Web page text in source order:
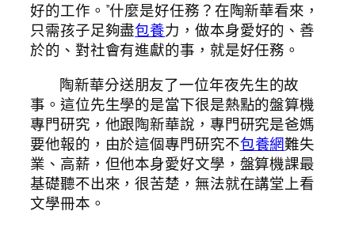
好的工作。”什麼是好任務？在陶新華看來，
只需孩子足夠盡包養力，做本身愛好的、善
於的、對社會有進獻的事，就是好任務。
陶新華分送朋友了一位年夜先生的故
事。這位先生學的是當下很是熱點的盤算機
專門研究，他跟陶新華說，專門研究是爸媽
要他報的，由於這個專門研究不包養網難失
業、高薪，但他本身愛好文學，盤算機課最
基礎聽不出來，很苦楚，無法就在講堂上看
文學冊本。